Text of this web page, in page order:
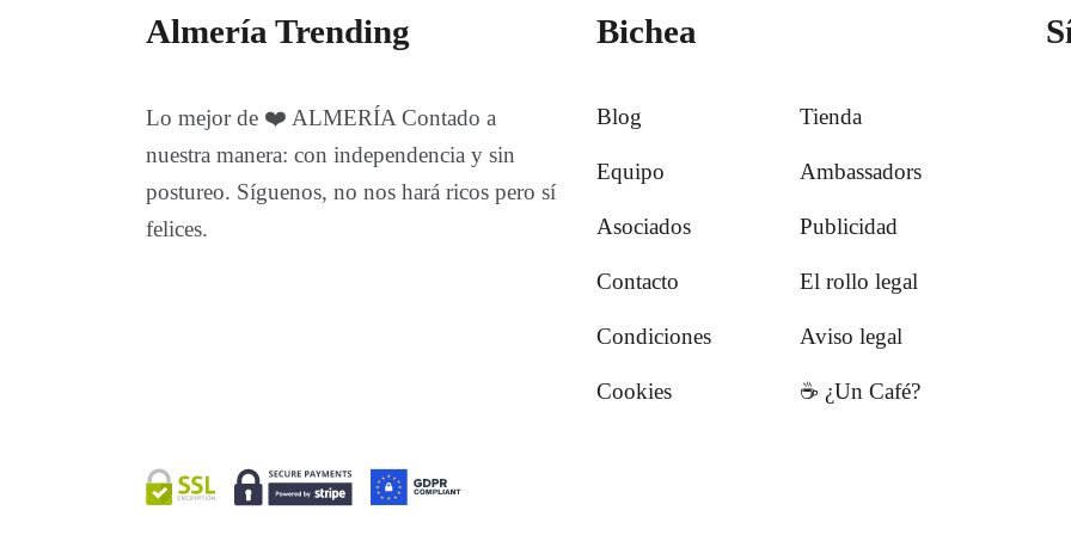
Almería Trending
Lo mejor de ❤️ ALMERÍA Contado a
nuestra manera: con independencia y sin
postureo. Síguenos, no nos hará ricos pero sí
felices.
Bichea
Blog Tienda
Equipo Ambassadors
Asociados Publicidad
Contacto El rollo legal
Condiciones Aviso legal
Cookies ☕️ ¿Un Café?